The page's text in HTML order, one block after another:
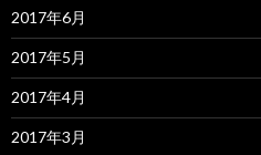
2017年6月
2017年5月
2017年4月
2017年3月